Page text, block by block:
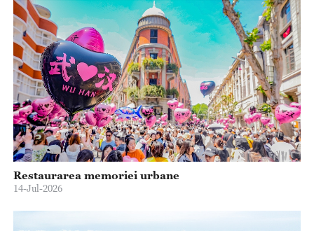
Restaurarea memoriei urbane
14-Jul-2026